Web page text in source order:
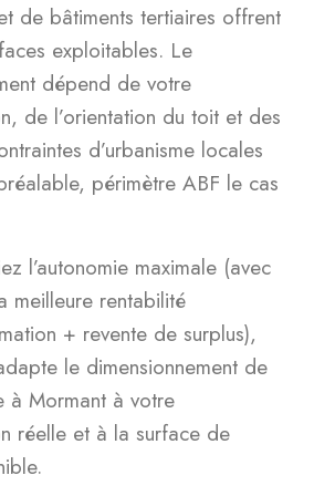
de bâtiments tertiaires offrent
exploitables. Le
dépend de votre
de l’orientation du toit et des
d’urbanisme locales
périmètre ABF le cas
l’autonomie maximale (avec
meilleure rentabilité
+ revente de surplus),
le dimensionnement de
à Mormant à votre
réelle et à la surface de